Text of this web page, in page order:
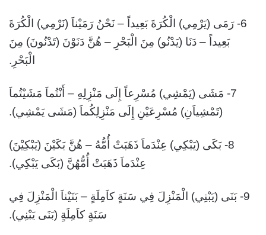
6- رَمَى (يَرْمِي) الْكُرَةَ بَعِيداً – نَحْنُ رَمَيْناَ (نَرْمِي) الْكُرَةَ
بَعِيداً – دَنَا (يَدْنُو) مِنَ الْبَحْرِ – هُنَّ دَنَوْنَ (تَدْنُونَ) مِنَ
الْبَحْرِ.
7- مَشَى (يَمْشِي) مُسْرِعاً إِلَى مَنْزِلِهِ – أَنْتُماَ مَشَيْتُماَ
(تَمْشِياَنِ) مُسْرِعَيْنِ إِلَى مَنْزِلِكُماَ (مَشَى يَمْشِي).
8- بَكَى (يَبْكِي) عِنْدَماَ ذَهَبَتْ أُمُّهُ – هُنَّ بَكَيْنَ (يَبْكِيْنَ)
عِنْدَماَ ذَهَبَتْ أُمُّهُنَّ (بَكَى يَبْكِي).
9- بَنَى (يَبْنِي) الْمَنْزِلَ فِي سَنَةٍ كاَمِلَةٍ – بَنَيْناَ الْمَنْزِلَ فِي
سَنَةٍ كاَمِلَةٍ (بَنَى يَبْنِي).